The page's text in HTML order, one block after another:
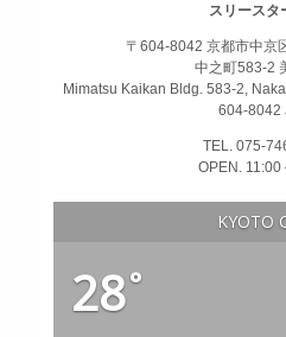
スリースタ
〒604-8042 京都市中京
中之町583-2
Mimatsu Kaikan Bldg. 583-2,
604-8042
TEL. 075-
OPEN. 11:00
KYOTO
28°